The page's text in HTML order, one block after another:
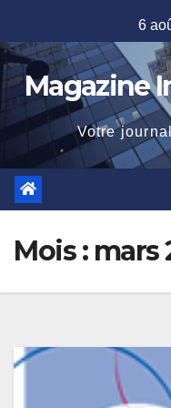
to
content
6
Magazine
Votre
Mois : mars